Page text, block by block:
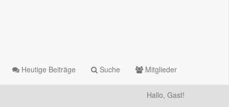
Heutige Beiträge Suche Mitglieder
Hallo, Gast!